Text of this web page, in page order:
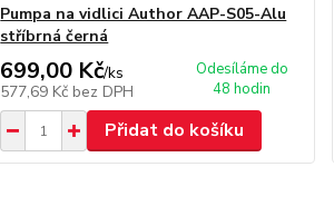
Pumpa na vidlici Author AAP-S05-Alu
stříbrná černá
699,00 Kč/ks
577,69 Kč bez DPH
Odesíláme do
48 hodin
Přidat do košíku